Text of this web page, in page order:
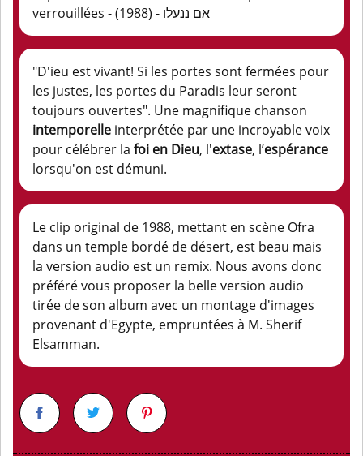
verrouillées - (1988) - אם ננעלו
"D'ieu est vivant! Si les portes sont fermées pour
les justes, les portes du Paradis leur seront
toujours ouvertes". Une magnifique chanson
intemporelle interprétée par une incroyable voix
pour célébrer la foi en Dieu, l'extase, l’espérance
lorsqu'on est démuni.
Le clip original de 1988, mettant en scène Ofra
dans un temple bordé de désert, est beau mais
la version audio est un remix. Nous avons donc
préféré vous proposer la belle version audio
tirée de son album avec un montage d'images
provenant d'Egypte, empruntées à M. Sherif
Elsamman.